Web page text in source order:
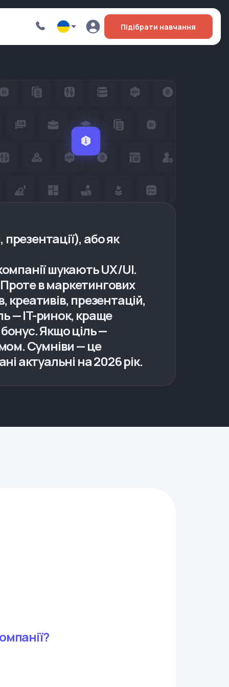
Підібрати навчання
або як
шукають UX/UI.
в маркетингових
презентацій,
— IT-ринок, краще
Якщо ціль —
Сумніви — це
актуальні на 2026 рік.